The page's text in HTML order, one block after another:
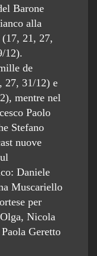
Barone
alla
21, 27,
12).
de
27, 31/12) e
mentre nel
Paolo
Stefano
nuove
Daniele
Muscariello
per
Nicola
Geretto